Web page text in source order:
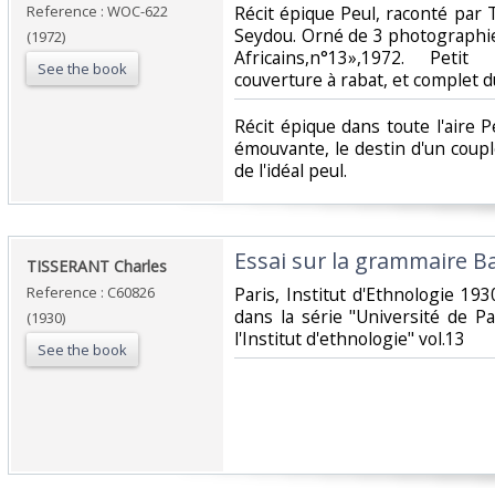
Reference : WOC-622
(1972)
See the book
‎Récit épique Peul, raconté
Seydou. Orné de 3
Africains,n°13»,1972.
couverture à rabat, et complet
‎Récit épique dans toute l'aire
émouvante, le destin d'un
de l'idéal peul.‎
‎TISSERANT Charles‎
Reference : C60826
(1930)
See the book
‎Essai sur la grammaire
‎Paris, Institut d'Ethnologie
dans la série "Université de
l'Institut d'ethnologie" vol.13‎